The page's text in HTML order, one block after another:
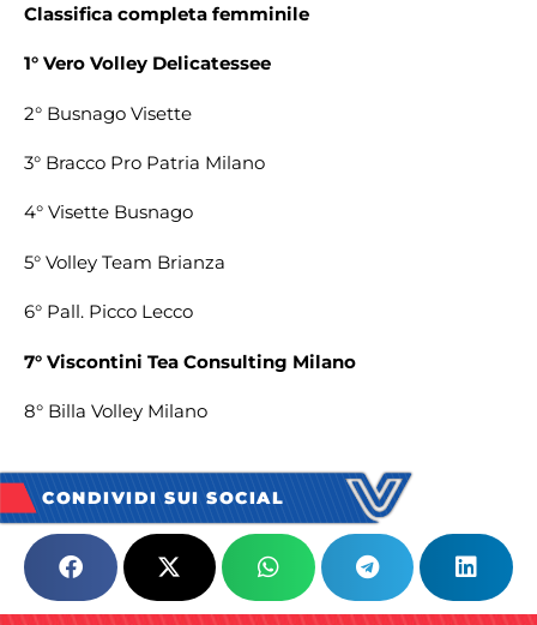
Classifica completa femminile
1° Vero Volley Delicatessee
2° Busnago Visette
3° Bracco Pro Patria Milano
4° Visette Busnago
5° Volley Team Brianza
6° Pall. Picco Lecco
7° Viscontini Tea Consulting Milano
8° Billa Volley Milano
CONDIVIDI SUI SOCIAL